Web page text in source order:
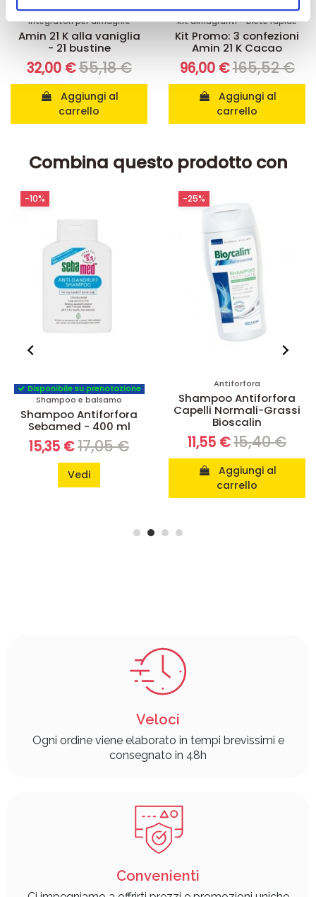
nostri partner che si occupano di analisi dei dati web,
pubblicità e social media, i quali potrebbero combinarle
con altre informazioni che ha fornito loro o che hanno
Integratori per dimagrire
Amin 21 K alla vaniglia
- 21 bustine
32,00 €55,18 €
carrello
Kit dimagranti - Diete rapide
Kit Promo: 3 confezioni
Amin 21 K Cacao
96,00 €165,52 €
carrello
Combina questo prodotto con
Antiforfora
Shampoo Antiforfora
Capelli Normali-Grassi
Bioscalin
11,55 € 15,40 €
carrello
-25%
Antiforfora
Kouriles Shampoo
Antiforfora - 100 Ml
11,78 €13,09 €
Aggiungi al
carrello
-10%
Veloci
Ogni ordine viene elaborato in tempi brevissimi e
consegnato in 48h
Convenienti